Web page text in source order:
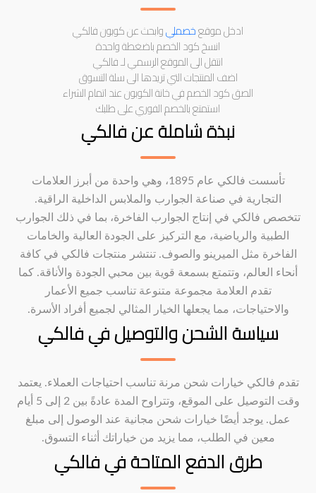
ادخل موقعخصمليوابحث عن كوبون فالكي
انسخ كود الخصم باضغطة واحدة
انتقل الى الموقع الرسمي لـ فالكي
اضف المنتجات التي تريدها الى سلة التسوق
الصق كود الخصم في خانة الكوبون عند اتمام الشراء
استمتع بالخصم الفوري على طلبك
نبذة شاملة عن فالكي
تأسست فالكي عام 1895، وهي واحدة من أبرز العلامات
التجارية في صناعة الجوارب والملابس الداخلية الراقية.
تتخصص فالكي في إنتاج الجوارب الفاخرة، بما في ذلك الجوارب
الطبية والرياضية، مع التركيز على الجودة العالية والخامات
الفاخرة مثل الميرينو والصوف. تنتشر منتجات فالكي في كافة
أنحاء العالم، وتتمتع بسمعة قوية بين محبي الجودة والأناقة. كما
تقدم العلامة مجموعة متنوعة تناسب جميع الأعمار
والاحتياجات، مما يجعلها الخيار المثالي لجميع أفراد الأسرة.
سياسة الشحن والتوصيل في فالكي
تقدم فالكي خيارات شحن مرنة تناسب احتياجات العملاء. يعتمد
وقت التوصيل على الموقع، وتتراوح المدة عادةً بين 2 إلى 5 أيام
عمل. يوجد أيضًا خيارات شحن مجانية عند الوصول إلى مبلغ
معين في الطلب، مما يزيد من خياراتك أثناء التسوق.
طرق الدفع المتاحة في فالكي